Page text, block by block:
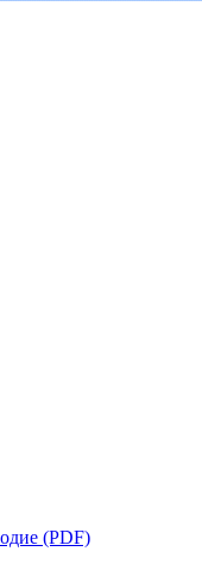
(PDF)